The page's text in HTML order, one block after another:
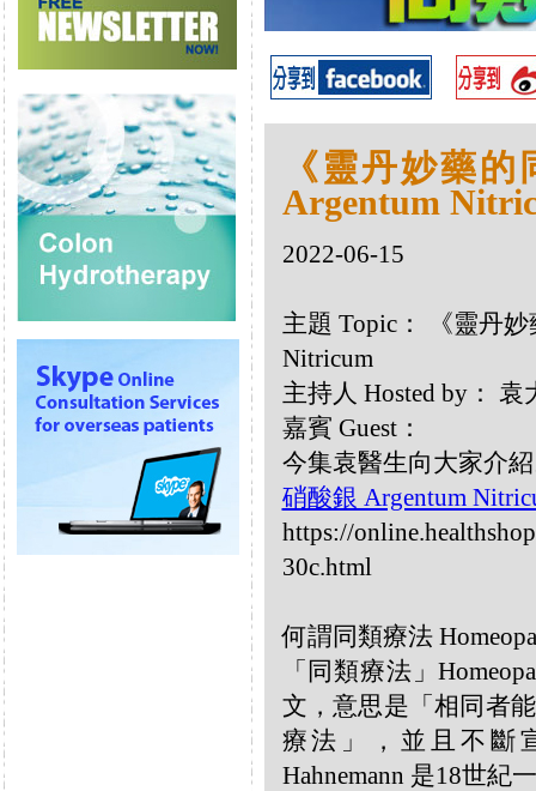
《靈丹妙藥
Argentum
2022-06-15
主題 Topic： 《靈丹
Nitricum
主持人 Hosted by：
嘉賓 Guest：
今集袁醫生向大家介
硝酸銀 Argentum
https://
30c.html
何謂同類療法
「同類療法」
文，意思是「相同者
療法」，並且不斷
Hahnemann 是18世紀